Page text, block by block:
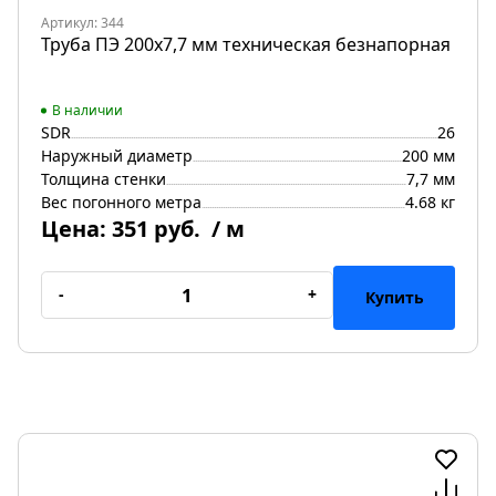
Артикул: 344
Труба ПЭ 200x7,7 мм техническая безнапорная
В наличии
SDR
26
Наружный диаметр
200 мм
Толщина стенки
7,7 мм
Вес погонного метра
4.68 кг
Цена: 351 руб. / м
- + Купить